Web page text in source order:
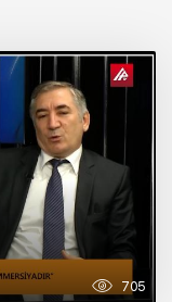
705